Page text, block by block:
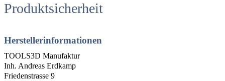
Produktsicherheit
Herstellerinformationen
TOOLS3D Manufaktur
Inh. Andreas Erdkamp
Friedenstrasse 9